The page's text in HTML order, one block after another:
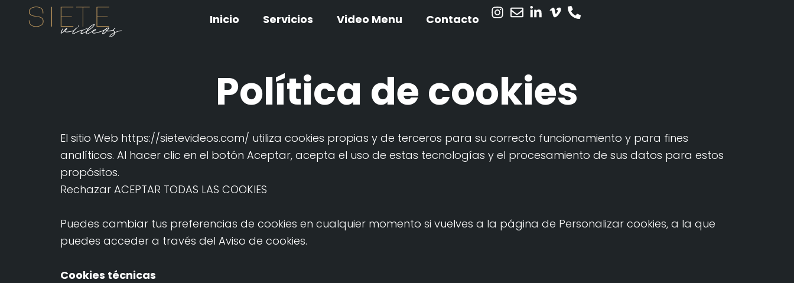
Inicio Servicios Video Menu Contacto
Política de cookies
El sitio Web https://sietevideos.com/ utiliza cookies propias y de terceros para su correcto funcionamiento y para fines
analíticos. Al hacer clic en el botón Aceptar, acepta el uso de estas tecnologías y el procesamiento de sus datos para estos
propósitos.
Rechazar ACEPTAR TODAS LAS COOKIES
Puedes cambiar tus preferencias de cookies en cualquier momento si vuelves a la página de Personalizar cookies, a la que
puedes acceder a través del Aviso de cookies.
Cookies técnicas